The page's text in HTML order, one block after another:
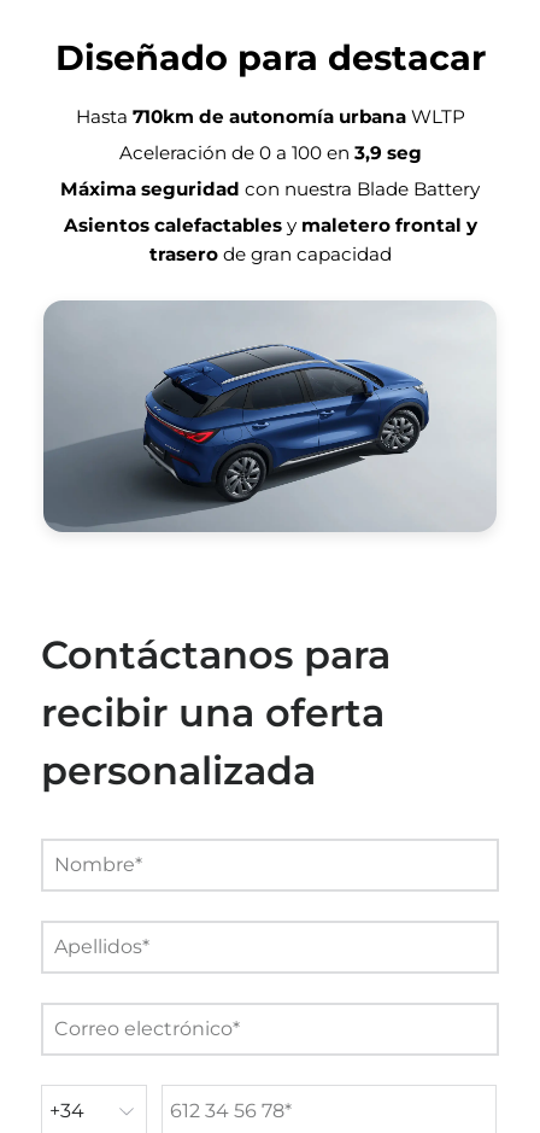
Diseñado para destacar
Hasta 710km de autonomía urbanaWLTP
Aceleración de 0 a 100 en 3,9 seg
Máxima seguridad con nuestra Blade Battery
Asientos calefactablesy maletero frontal y
traserode gran capacidad
Contáctanos para
recibir una oferta
personalizada